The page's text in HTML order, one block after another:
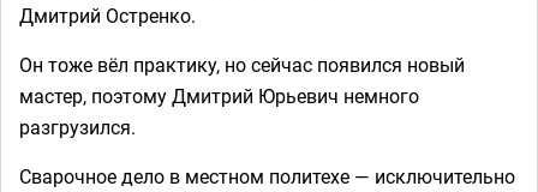
Дмитрий Остренко.
Он тоже вёл практику, но сейчас появился новый
мастер, поэтому Дмитрий Юрьевич немного
разгрузился.
Сварочное дело в местном политехе — исключительно